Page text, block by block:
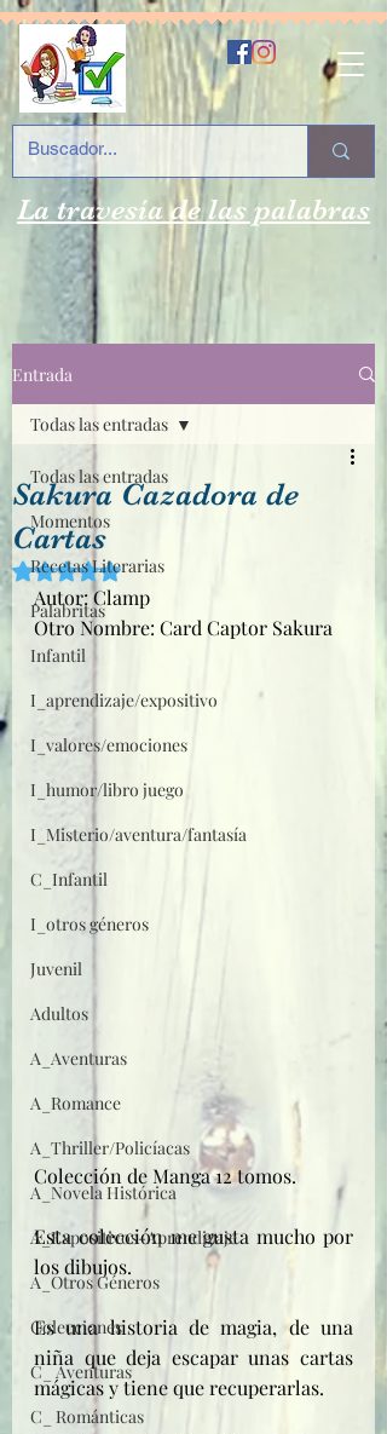
La travesía de las palabras
Entrada
Todas las entradas
Momentos
Recetas Literarias
Palabritas
Infantil
I_aprendizaje/expositivo
I_valores/emociones
I_humor/libro juego
I_Misterio/aventura/fantasía
C_Infantil
I_otros géneros
Juvenil
Adultos
A_Aventuras
A_Romance
A_Thriller/Policíacas
A_Novela Histórica
A_Expositivos-Aprendizaje
A_Otros Géneros
Colecciones
C_ Aventuras
C_ Románticas
Todas las entradas
Sakura Cazadora de
Cartas
Obtuvo NaN de 5 estrellas.
Autor: Clamp
Otro Nombre: Card Captor Sakura
Colección de Manga 12 tomos.
Esta colección me gusta mucho por
los dibujos.
Es una historia de magia, de una
niña que deja escapar unas cartas
mágicas y tiene que recuperarlas.